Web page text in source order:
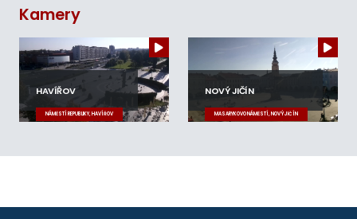
Kamery
HAVÍŘOV
NÁMĚSTÍ REPUBLIKY, HAVÍŘOV
NOVÝ JIČÍN
MASARYKOVO NÁMĚSTÍ, NOVÝ JIČÍN